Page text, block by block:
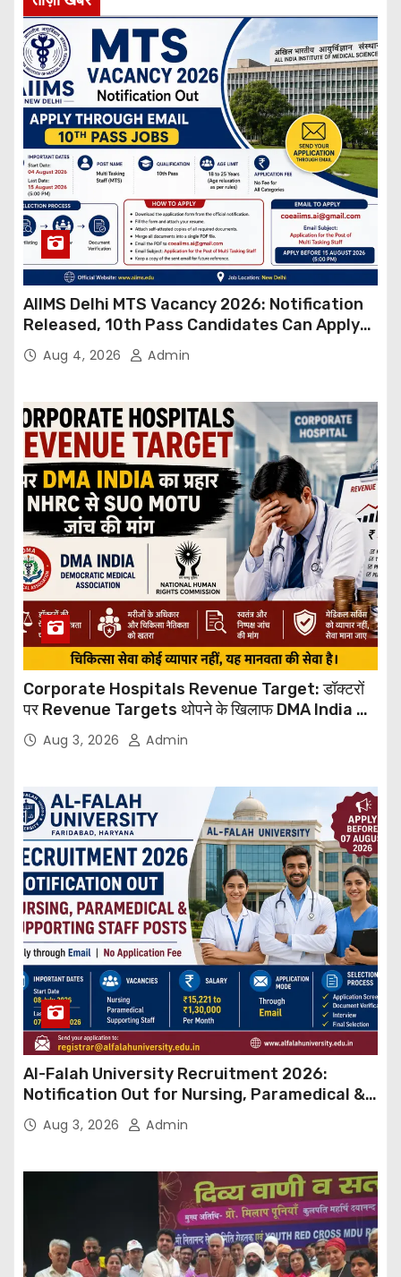
AIIMS Delhi MTS Vacancy 2026: Notification
Released, 10th Pass Candidates Can Apply
Through Email
Aug 4, 2026 Admin
Corporate Hospitals Revenue Target: डॉक्टरों
पर Revenue Targets थोपने के खिलाफ DMA India का
बड़ा कदम, NHRC से Suo Motu जांच की मांग
Aug 3, 2026 Admin
Al-Falah University Recruitment 2026:
Notification Out for Nursing, Paramedical &
Supporting Staff Posts, Apply Through Email
Aug 3, 2026 Admin